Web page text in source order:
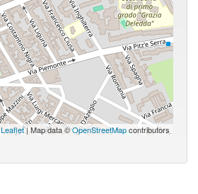
Leaflet| Map data ©OpenStreetMapcontributors